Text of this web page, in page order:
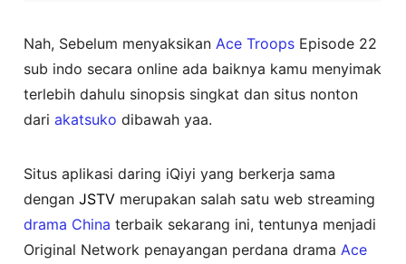
Nah, Sebelum menyaksikan Ace Troops Episode 22
sub indo secara online ada baiknya kamu menyimak
terlebih dahulu sinopsis singkat dan situs nonton
dariakatsuko dibawah yaa.
Situs aplikasi daring iQiyi yang berkerja sama
denganJSTV merupakan salah satu web streaming
drama China terbaik sekarang ini, tentunya menjadi
Original Network penayangan perdana drama Ace